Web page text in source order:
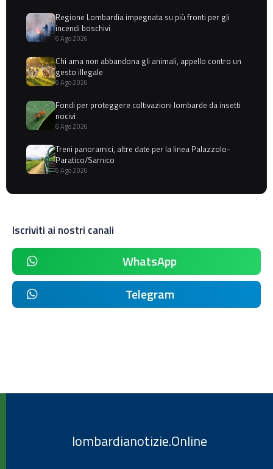
Regione Lombardia impegnata su più fronti per gli
incendi boschivi
6 Ago 2026
Chi ama non abbandona gli animali, appello contro un
gesto illegale
6 Ago 2026
Fondi per proteggere coltivazioni lombarde da insetti
nocivi
6 Ago 2026
Treni panoramici, altre date per la linea Palazzolo-
Paratico/Sarnico
6 Ago 2026
Iscriviti ai nostri canali
WhatsApp
Telegram
lombardianotizie.Online